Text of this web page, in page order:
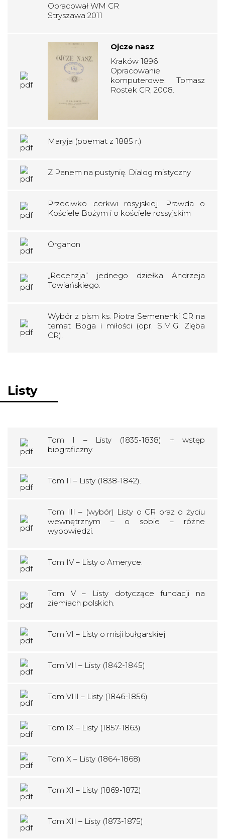
Opracował WM CR
Stryszawa 2011
Ojcze nasz
Kraków 1896
Opracowanie
komputerowe: Tomasz
Rostek CR, 2008.
Maryja (poemat z 1885 r.)
Z Panem na pustynię. Dialog mistyczny
Przeciwko cerkwi rosyjskiej. Prawda o
Kościele Bożym i o kościele rossyjskim
Organon
„Recenzja” jednego dziełka Andrzeja
Towiańskiego.
Wybór z pism ks. Piotra Semenenki CR na
temat Boga i miłości (opr. S.M.G. Zięba
CR).
Listy
Tom I – Listy (1835-1838) + wstęp
biograficzny.
Tom II – Listy (1838-1842).
Tom III – (wybór) Listy o CR oraz o życiu
wewnętrznym – o sobie – różne
wypowiedzi.
Tom IV – Listy o Ameryce.
Tom V – Listy dotyczące fundacji na
ziemiach polskich.
Tom VI – Listy o misji bułgarskiej
Tom VII – Listy (1842-1845)
Tom VIII – Listy (1846-1856)
Tom IX – Listy (1857-1863)
Tom X – Listy (1864-1868)
Tom XI – Listy (1869-1872)
Tom XII – Listy (1873-1875)